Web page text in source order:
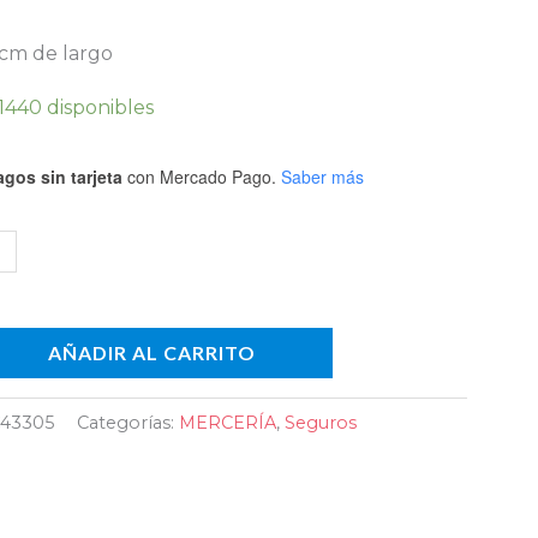
de largo
disponibles
sin tarjetacon Mercado Pago. Saber más
AÑADIR AL CARRITO
Categorías: MERCERÍA,Seguros